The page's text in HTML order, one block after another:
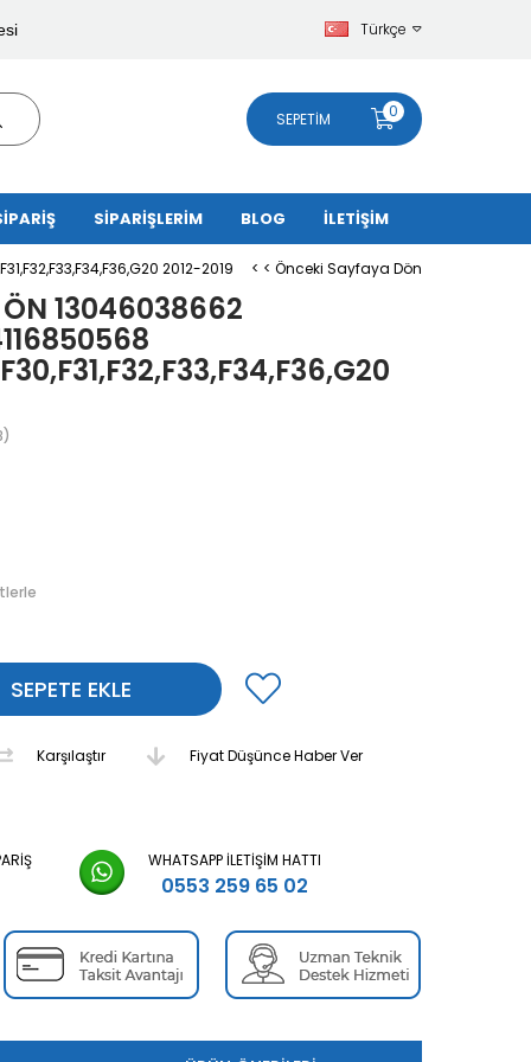
Türkçe
SEPETIM 0
SİPARİŞLERİM BLOG İLETİŞİM
2012-2019 < < Önceki Sayfaya Dön
ÖN 13046038662
Karşılaştır Fiyat Düşünce Haber Ver
WHATSAPP İLETIŞIM HATTI
0553 259 65 02